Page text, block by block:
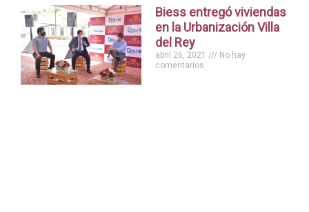
Biess entregó viviendas
en la Urbanización Villa
del Rey
abril 26, 2021
No hay
comentarios